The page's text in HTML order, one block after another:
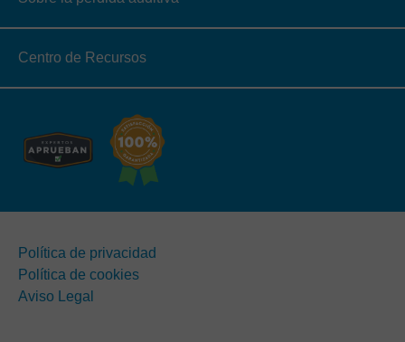
Centro de Recursos
Política de privacidad
Política de cookies
Aviso Legal